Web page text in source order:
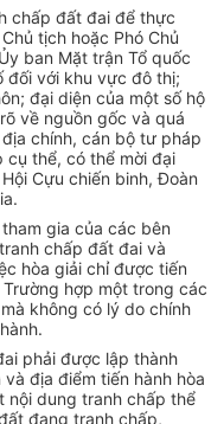
chấp đất đai để thực
tịch hoặc Phó Chủ
ban Mặt trận Tổ quốc
đối với khu vực đô thị;
đại diện của một số hộ
về nguồn gốc và quá
chính, cán bộ tư pháp
thể, có thể mời đại
Cựu chiến binh, Đoàn
gia của các bên
chấp đất đai và
hòa giải chỉ được tiến
hợp một trong các
không có lý do chính
phải được lập thành
địa điểm tiến hành hòa
nội dung tranh chấp thể
đang tranh chấp,